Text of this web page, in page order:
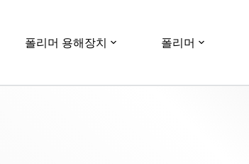
폴리머 용해장치 폴리머